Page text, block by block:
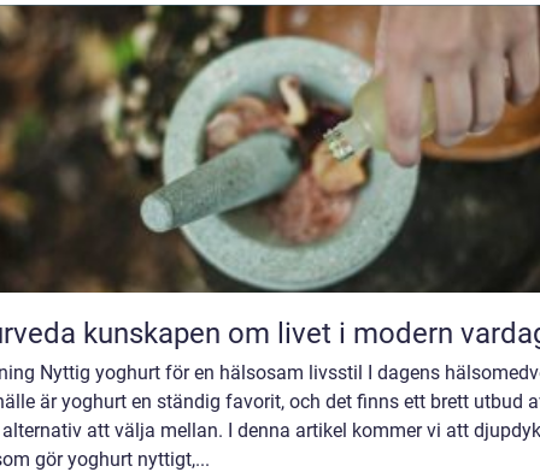
Ayurveda kunskapen om livet i modern
Nyttig yoghurt för en hälsosam livsstil I dagens
är yoghurt en ständig favorit, och det finns ett brett utbud
att välja mellan. I denna artikel kommer vi att
gör yoghurt nyttigt,...